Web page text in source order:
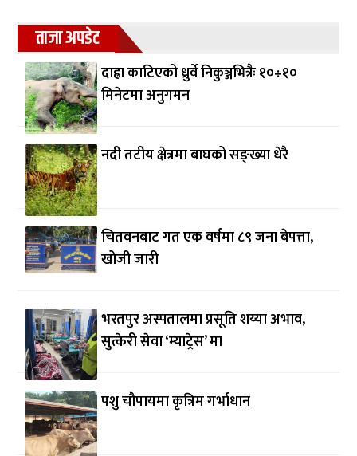
ताजा अपडेट
दाह्रा काटिएको ध्रुर्वे निकुञ्जभित्रैः १०÷१०
मिनेटमा अनुगमन
नदी तटीय क्षेत्रमा बाघको सङ्ख्या धेरै
चितवनबाट गत एक वर्षमा ८९ जना बेपत्ता,
खोजी जारी
भरतपुर अस्पतालमा प्रसूति शय्या अभाव,
सुत्केरी सेवा ‘म्याट्रेस’ मा
पशु चौपायमा कृत्रिम गर्भाधान